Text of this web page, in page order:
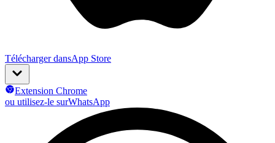
Télécharger dansApp Store
Extension Chrome
ou utilisez-le surWhatsApp